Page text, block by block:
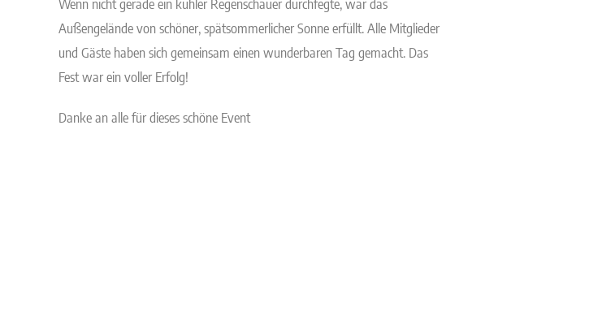
Wenn nicht gerade ein kühler Regenschauer durchfegte, war das
Außengelände von schöner, spätsommerlicher Sonne erfüllt. Alle Mitglieder
und Gäste haben sich gemeinsam einen wunderbaren Tag gemacht. Das
Fest war ein voller Erfolg!
Danke an alle für dieses schöne Event